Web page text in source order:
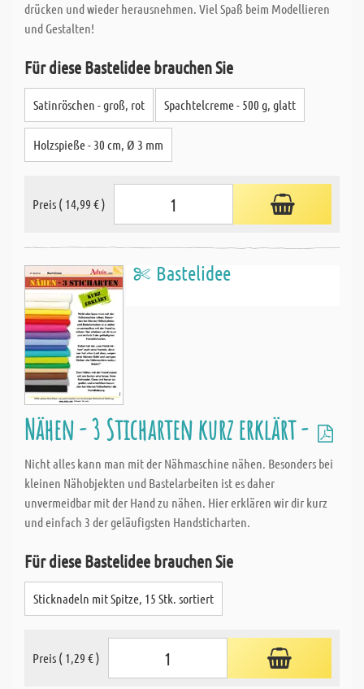
drücken und wieder herausnehmen. Viel Spaß beim Modellieren
und Gestalten!
Für diese Bastelidee brauchen Sie
Satinröschen - groß, rot Spachtelcreme - 500 g, glatt
Holzspieße - 30 cm, Ø 3 mm
Preis ( 14,99 € )
Bastelidee
Nähen - 3 Sticharten kurz erklärt -
Nicht alles kann man mit der Nähmaschine nähen. Besonders bei
kleinen Nähobjekten und Bastelarbeiten ist es daher
unvermeidbar mit der Hand zu nähen. Hier erklären wir dir kurz
und einfach 3 der geläufigsten Handsticharten.
Für diese Bastelidee brauchen Sie
Sticknadeln mit Spitze, 15 Stk. sortiert
Preis ( 1,29 € )